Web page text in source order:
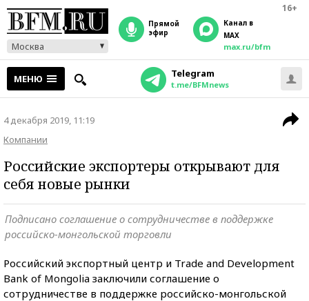
16+
Москва
прямой
эфир
Канал в
MAX
max.ru/bfm
МЕНЮ Telegram
t.me/BFMnews
4 декабря 2019, 11:19
Компании
Российские экспортеры открывают для
себя новые рынки
Подписано соглашение о сотрудничестве в поддержке
российско-монгольской торговли
Российский экспортный центр и Trade and Development
Bank of Mongolia заключили соглашение о
сотрудничестве в поддержке российско-монгольской